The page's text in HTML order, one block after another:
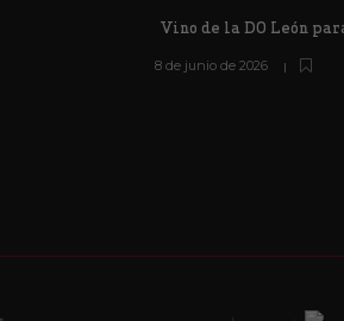
Vino de la DO León
8 de junio de 2026